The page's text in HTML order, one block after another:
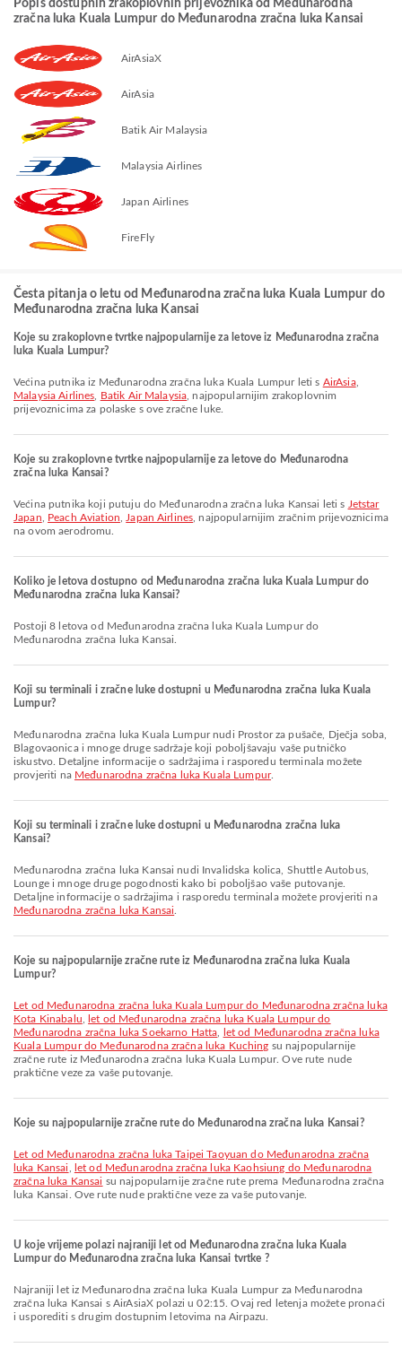
Popis dostupnih zrakoplovnih prijevoznika od Međunarodna
zračna luka Kuala Lumpur do Međunarodna zračna luka Kansai
AirAsiaX
AirAsia
Batik Air Malaysia
Malaysia Airlines
Japan Airlines
FireFly
Česta pitanja o letu od Međunarodna zračna luka Kuala Lumpur do
Međunarodna zračna luka Kansai
Koje su zrakoplovne tvrtke najpopularnije za letove iz Međunarodna zračna
luka Kuala Lumpur?
Većina putnika iz Međunarodna zračna luka Kuala Lumpur leti s AirAsia,
Malaysia Airlines
Batik Air Malaysia , najpopularnijim zrakoplovnim
prijevoznicima za polaske s ove zračne luke.
Koje su zrakoplovne tvrtke najpopularnije za letove do Međunarodna
zračna luka Kansai?
Većina putnika koji putuju do Međunarodna zračna luka Kansai leti s Jetstar
Japan
Peach Aviation Japan Airlines , najpopularnijim zračnim prijevoznicima
na ovom aerodromu.
Koliko je letova dostupno od Međunarodna zračna luka Kuala Lumpur do
Međunarodna zračna luka Kansai?
Postoji 8 letova od Međunarodna zračna luka Kuala Lumpur do
Međunarodna zračna luka Kansai.
Koji su terminali i zračne luke dostupni u Međunarodna zračna luka Kuala
Lumpur?
Međunarodna zračna luka Kuala Lumpur nudi Prostor za pušače, Dječja soba,
Blagovaonica i mnoge druge sadržaje koji poboljšavaju vaše putničko
iskustvo. Detaljne informacije o sadržajima i rasporedu terminala možete
provjeriti na Međunarodna zračna luka Kuala Lumpur.
Koji su terminali i zračne luke dostupni u Međunarodna zračna luka
Kansai?
Međunarodna zračna luka Kansai nudi Invalidska kolica, Shuttle Autobus,
Lounge i mnoge druge pogodnosti kako bi poboljšao vaše putovanje.
Detaljne informacije o sadržajima i rasporedu terminala možete provjeriti na
Međunarodna zračna luka Kansai
Koje su najpopularnije zračne rute iz Međunarodna zračna luka Kuala
Lumpur?
let od Međunarodna zračna luka Kuala Lumpur do Međunarodna zračna luka
Kota Kinabalu
let od Međunarodna zračna luka Kuala Lumpur do
Međunarodna zračna luka Soekarno Hatta
let od Međunarodna zračna luka
Kuala Lumpur do Međunarodna zračna luka Kuching su najpopularnije
zračne rute iz Međunarodna zračna luka Kuala Lumpur. Ove rute nude
praktične veze za vaše putovanje.
Koje su najpopularnije zračne rute do Međunarodna zračna luka Kansai?
let od Međunarodna zračna luka Taipei Taoyuan do Međunarodna zračna
luka Kansai
let od Međunarodna zračna luka Kaohsiung do Međunarodna
zračna luka Kansai su najpopularnije zračne rute prema Međunarodna zračna
luka Kansai. Ove rute nude praktične veze za vaše putovanje.
U koje vrijeme polazi najraniji let od Međunarodna zračna luka Kuala
Lumpur do Međunarodna zračna luka Kansai tvrtke ?
Najraniji let iz Međunarodna zračna luka Kuala Lumpur za Međunarodna
zračna luka Kansai s AirAsiaX polazi u 02:15. Ovaj red letenja možete pronaći
i usporediti s drugim dostupnim letovima na Airpazu.